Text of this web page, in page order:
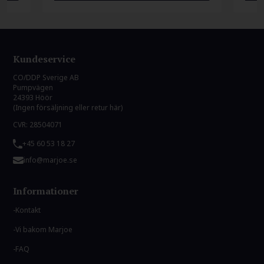
Kundeservice
CO/DDP Sverige AB
Pumpvägen
24393 Höör
(Ingen försäljning eller retur här)
CVR: 28504071
+45 60 53 18 27
info@marjoe.se
Informationer
Kontakt
Vi bakom Marjoe
FAQ